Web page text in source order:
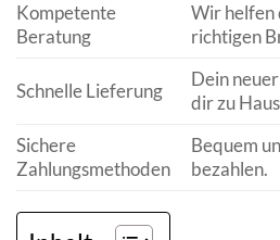
Kompetente
Beratung
Wir helfen
richtigen
Schnelle Lieferung
Dein
dir zu
Sichere
Zahlungsmethoden
Bequem
bezahlen.